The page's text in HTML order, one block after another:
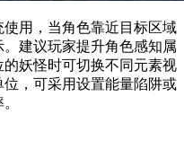
用，当角色靠近目标区域
建议玩家提升角色感知属
妖怪时可切换不同元素视
，可采用设置能量陷阱或